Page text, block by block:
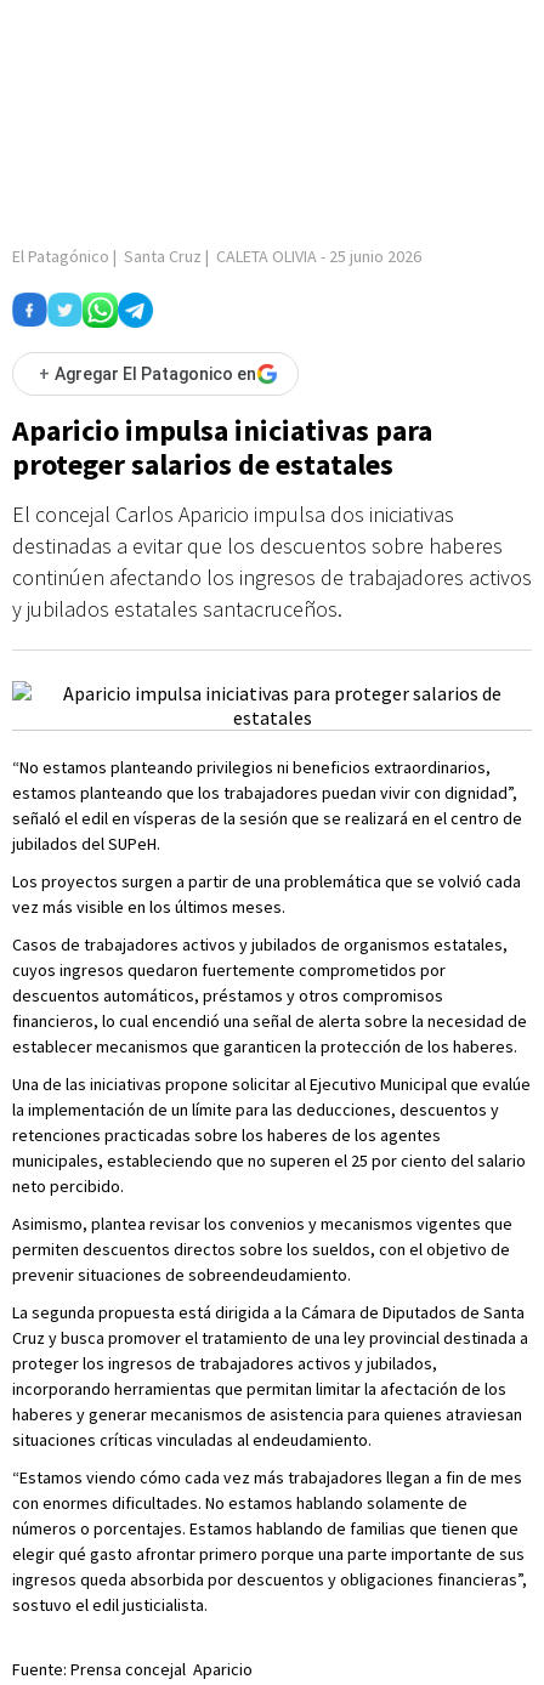
El Patagónico | Santa Cruz | CALETA OLIVIA- 25 junio 2026
+ Agregar El Patagonico en
Aparicio impulsa iniciativas para
proteger salarios de estatales
El concejal Carlos Aparicio impulsa dos iniciativas
destinadas a evitar que los descuentos sobre haberes
continúen afectando los ingresos de trabajadores activos
y jubilados estatales santacruceños.
“No estamos planteando privilegios ni beneficios extraordinarios,
estamos planteando que los trabajadores puedan vivir con dignidad”,
señaló el edil en vísperas de la sesión que se realizará en el centro de
jubilados del SUPeH.
Los proyectos surgen a partir de una problemática que se volvió cada
vez más visible en los últimos meses.
Casos de trabajadores activos y jubilados de organismos estatales,
cuyos ingresos quedaron fuertemente comprometidos por
descuentos automáticos, préstamos y otros compromisos
financieros, lo cual encendió una señal de alerta sobre la necesidad de
establecer mecanismos que garanticen la protección de los haberes.
Una de las iniciativas propone solicitar al Ejecutivo Municipal que evalúe
la implementación de un límite para las deducciones, descuentos y
retenciones practicadas sobre los haberes de los agentes
municipales, estableciendo que no superen el 25 por ciento del salario
neto percibido.
Asimismo, plantea revisar los convenios y mecanismos vigentes que
permiten descuentos directos sobre los sueldos, con el objetivo de
prevenir situaciones de sobreendeudamiento.
La segunda propuesta está dirigida a la Cámara de Diputados de Santa
Cruz y busca promover el tratamiento de una ley provincial destinada a
proteger los ingresos de trabajadores activos y jubilados,
incorporando herramientas que permitan limitar la afectación de los
haberes y generar mecanismos de asistencia para quienes atraviesan
situaciones críticas vinculadas al endeudamiento.
“Estamos viendo cómo cada vez más trabajadores llegan a fin de mes
con enormes dificultades. No estamos hablando solamente de
números o porcentajes. Estamos hablando de familias que tienen que
elegir qué gasto afrontar primero porque una parte importante de sus
ingresos queda absorbida por descuentos y obligaciones financieras”,
sostuvo el edil justicialista.
Fuente: Prensa concejal Aparicio